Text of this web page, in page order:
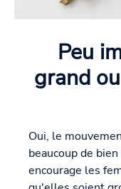
Peu
grand
Oui, le
beaucoup de
encourage les